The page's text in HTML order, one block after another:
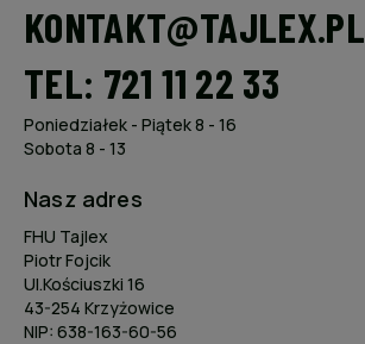
KONTAKT@TAJLEX.PL
TEL: 721 11 22 33
Poniedziałek - Piątek 8 - 16
Sobota 8 - 13
Nasz adres
FHU Tajlex
Piotr Fojcik
Ul.Kościuszki 16
43-254 Krzyżowice
NIP: 638-163-60-56